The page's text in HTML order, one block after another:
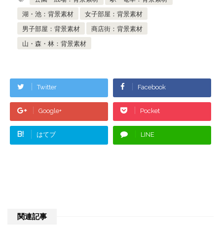
湖・池：背景素材
女子部屋：背景素材
男子部屋：背景素材
商店街：背景素材
山・森・林：背景素材
Twitter Facebook
Google+ Pocket
B! はてブ LINE
関連記事